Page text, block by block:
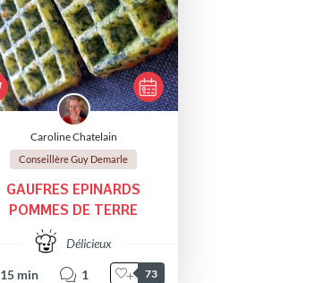
Caroline Chatelain
Conseillère Guy Demarle
GAUFRES EPINARDS
POMMES DE TERRE
Délicieux
15 min 1 73